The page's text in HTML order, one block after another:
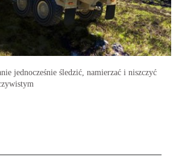
jednocześnie śledzić, namierzać i niszczyć